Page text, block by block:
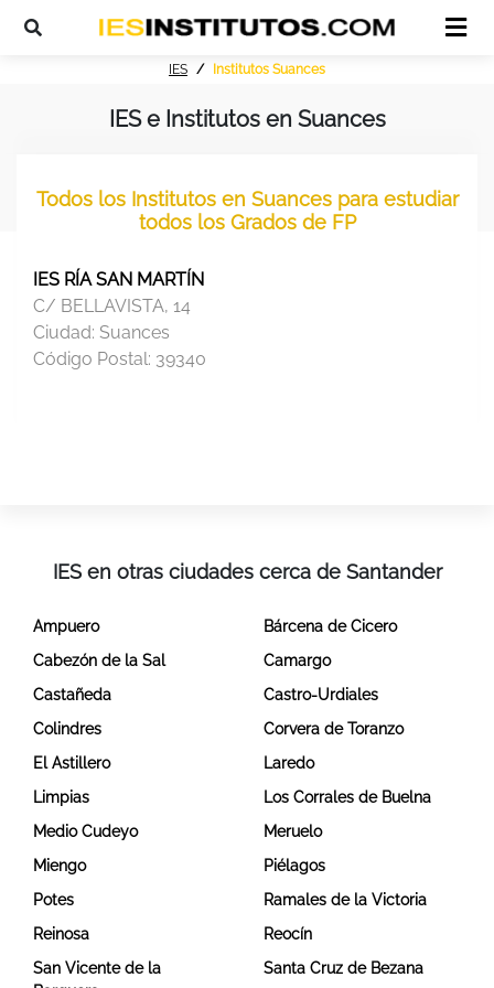
IES Institutos Suances
IES e Institutos en Suances
Todos los Institutos en Suances para estudiar
todos los Grados de FP
IES RÍA SAN MARTÍN
C/ BELLAVISTA, 14
Ciudad: Suances
Código Postal: 39340
IES en otras ciudades cerca de Santander
Ampuero
Bárcena de Cicero
Cabezón de la Sal
Camargo
Castañeda
Castro-Urdiales
Colindres
Corvera de Toranzo
El Astillero
Laredo
Limpias
Los Corrales de Buelna
Medio Cudeyo
Meruelo
Miengo
Piélagos
Potes
Ramales de la Victoria
Reinosa
Reocín
San Vicente de la
Santa Cruz de Bezana